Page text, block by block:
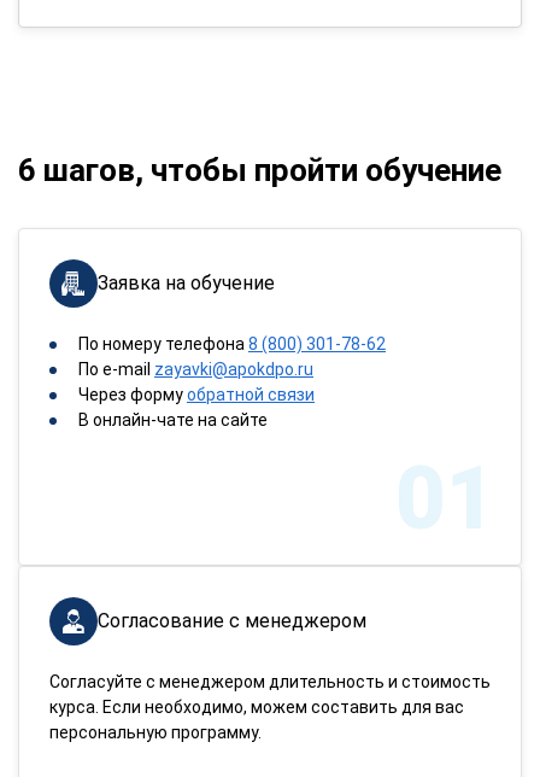
6 шагов, чтобы пройти обучение
Заявка на обучение
По номеру телефона 8 (800) 301-78-62
По e-mail zayavki@apokdpo.ru
Через формуобратной связи
В онлайн-чате на сайте
01
Согласование с менеджером
Согласуйте с менеджером длительность и стоимость
курса. Если необходимо, можем составить для вас
персональную программу.